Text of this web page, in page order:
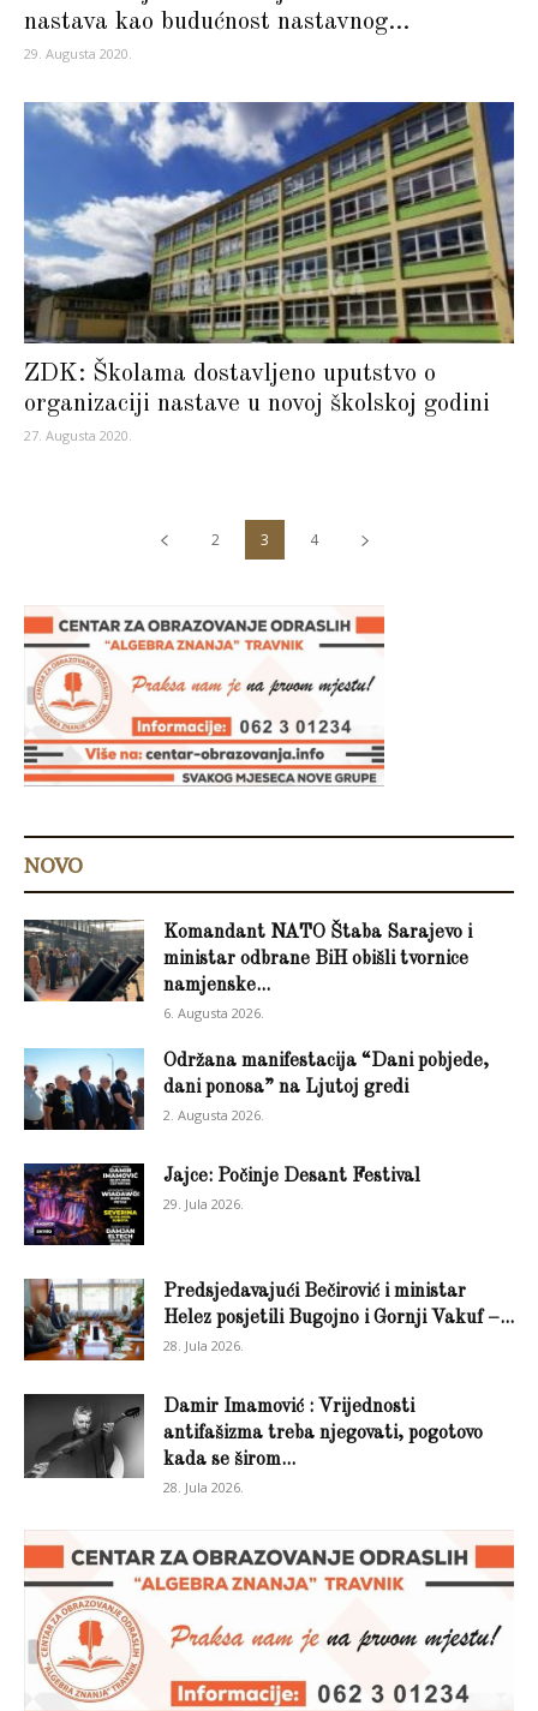
nastava kao budućnost nastavnog...
29. Augusta 2020.
ZDK: Školama dostavljeno uputstvo o
organizaciji nastave u novoj školskoj godini
27. Augusta 2020.
2 3 4
NOVO
Komandant NATO Štaba Sarajevo i
ministar odbrane BiH obišli tvornice
namjenske...
6. Augusta 2026.
Održana manifestacija “Dani pobjede,
dani ponosa” na Ljutoj gredi
2. Augusta 2026.
Jajce: Počinje Desant Festival
29. Jula 2026.
Predsjedavajući Bečirović i ministar
Helez posjetili Bugojno i Gornji Vakuf –...
28. Jula 2026.
Damir Imamović : Vrijednosti
antifašizma treba njegovati, pogotovo
kada se širom...
28. Jula 2026.